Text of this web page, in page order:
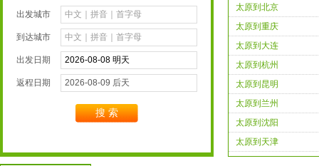
出发城市
到达城市
出发日期
返程日期
搜索
太原到北京
太原到重庆
太原到大连
太原到杭州
太原到昆明
太原到兰州
太原到沈阳
太原到天津